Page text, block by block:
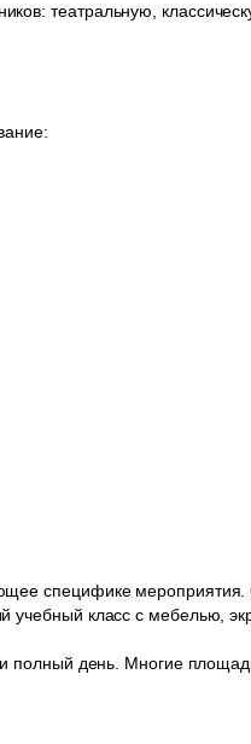
театральную,
специфике мероприятия.
учебный класс с мебелью,
полный день. Многие